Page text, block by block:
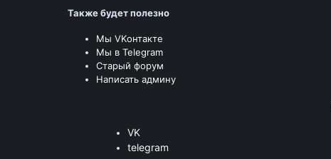
Также будет полезно
Мы VKонтакте
Мы в Telegram
Старый форум
Написать админу
VK
telegram